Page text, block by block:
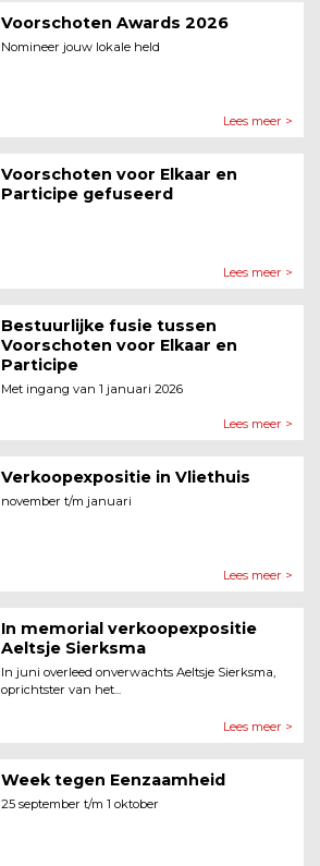
Voorschoten Awards 2026
Nomineer jouw lokale held
Lees meer >
Voorschoten voor Elkaar en
Participe gefuseerd
Lees meer >
Bestuurlijke fusie tussen
Voorschoten voor Elkaar en
Participe
Met ingang van 1 januari 2026
Lees meer >
Verkoopexpositie in Vliethuis
november t/m januari
Lees meer >
In memorial verkoopexpositie
Aeltsje Sierksma
In juni overleed onverwachts Aeltsje Sierksma,
oprichtster van het...
Lees meer >
Week tegen Eenzaamheid
25 september t/m 1 oktober